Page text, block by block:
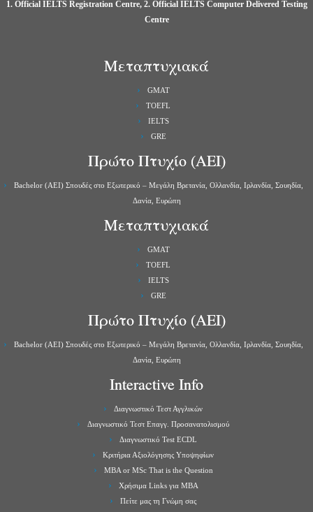
1. Official IELTS Registration Centre, 2. Official IELTS Computer Delivered Testing
Centre
Μεταπτυχιακά
GMAT
TOEFL
IELTS
GRE
Πρώτο Πτυχίο (ΑΕΙ)
Bachelor (ΑΕΙ) Σπουδές στο Εξωτερικό – Μεγάλη Βρετανία, Ολλανδία, Ιρλανδία, Σουηδία,
Δανία, Ευρώπη
Μεταπτυχιακά
GMAT
TOEFL
IELTS
GRE
Πρώτο Πτυχίο (ΑΕΙ)
Bachelor (ΑΕΙ) Σπουδές στο Εξωτερικό – Μεγάλη Βρετανία, Ολλανδία, Ιρλανδία, Σουηδία,
Δανία, Ευρώπη
Interactive Info
Διαγνωστικό Τεστ Αγγλικών
Διαγνωστικό Τεστ Επαγγ. Προσανατολισμού
Διαγνωστικό Test ECDL
Κριτήρια Αξιολόγησης Υποψηφίων
MBA or MSc That is the Question
Χρήσιμα Links για ΜBA
Πείτε μας τη Γνώμη σας